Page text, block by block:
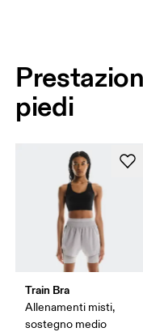
piedi
Train Bra
Allenamenti misti,
sostegno medio